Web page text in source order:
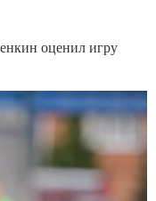
оценил игру